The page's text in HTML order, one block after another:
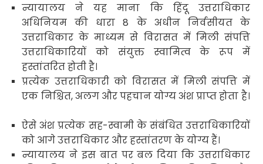
न्यायालय ने यह माना कि हिंदू उत्तराधिकार
अधिनियम की धारा8 के अधीन निर्वसीयत के
उत्तराधिकार के माध्यम से विरासत में मिली संपत्ति
उत्तराधिकारियों को संयुक्त स्वामित्व
के रूप में
हस्तांतरित होती है।
प्रत्येक उत्तराधिकारी को विरासत में मिली संपत्ति में
एक निश्चित,अलग और पहचान योग्य अंश प्राप्त होता है।
ऐसे अंश प्रत्येक सह-स्वामी के संबंधित उत्तराधिकारियों
को आगे उत्तराधिकार और हस्तांतरण के योग्य हैं।
न्यायालय ने इस बात पर बल दिया कि उत्तराधिकार